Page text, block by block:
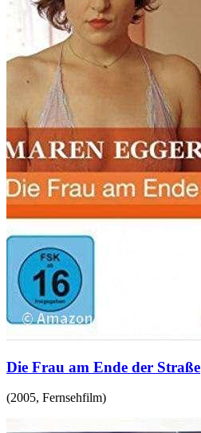
Die Frau am Ende der Straße
(2005, Fernsehfilm)